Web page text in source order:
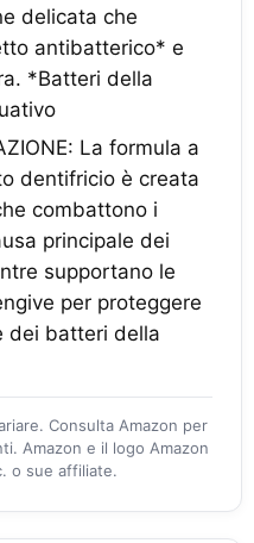
delicata che
antibatterico* e
*Batteri della
La formula a
dentifricio è creata
combattono i
principale dei
supportano le
per proteggere
dei batteri della
Consulta Amazon per
Amazon e il logo Amazon
o sue affiliate.